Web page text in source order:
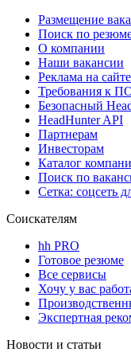
Размещение
Поиск по
О компании
Наши вакансии
Реклама на сайте
Требования к
Безопасный
HeadHunter API
Партнерам
Инвесторам
Каталог
Поиск по
Сетка: соцсеть
Соискателям
hh PRO
Готовое резюме
Все сервисы
Хочу у вас
Экспертная
Новости и статьи